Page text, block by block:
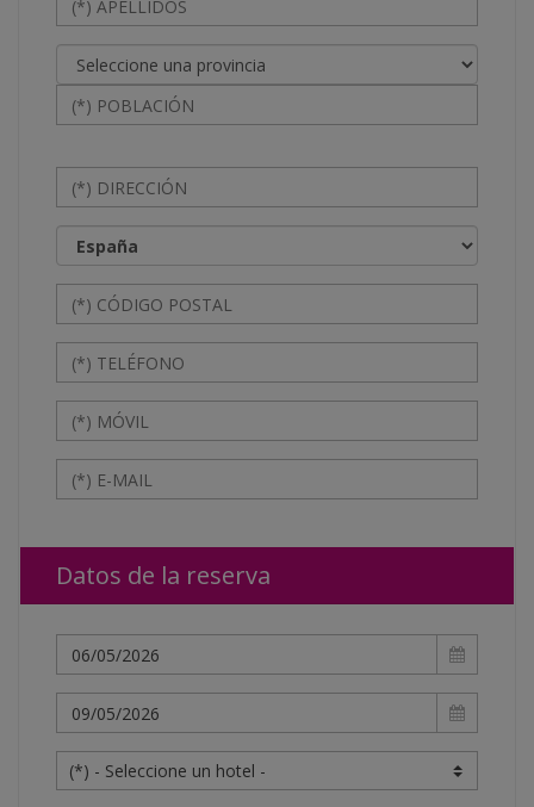
Datos de la reserva